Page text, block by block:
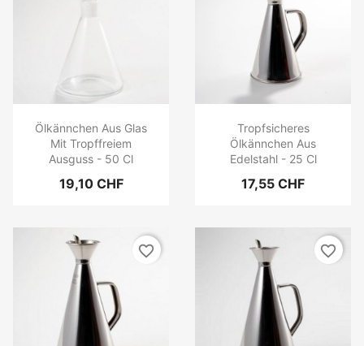
Ölkännchen Aus Glas
Mit Tropffreiem
Ausguss - 50 Cl
19,10 CHF
Tropfsicheres
Ölkännchen Aus
Edelstahl - 25 Cl
17,55 CHF
favorite_border favorite_border